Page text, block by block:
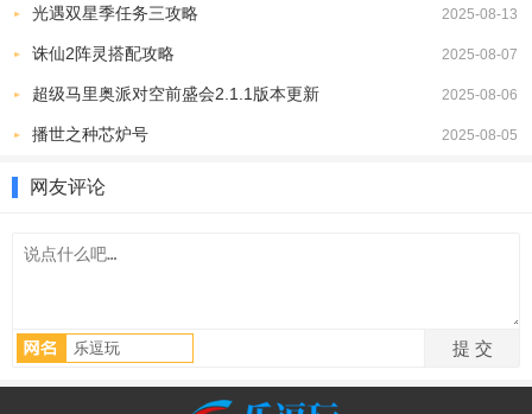
2、依据你所需修复照片的损伤程度，选择相应功能。比如，点击“老
照片修复”来恢复怀旧旧照。
光遇双星季任务三攻略 2025-08-13
诛仙2阵灵搭配攻略 2025-08-07
超级马里奥派对空前盛会2.1.1版本更新 2025-08-06
播世之种芯炉号 2025-08-05
网友评论